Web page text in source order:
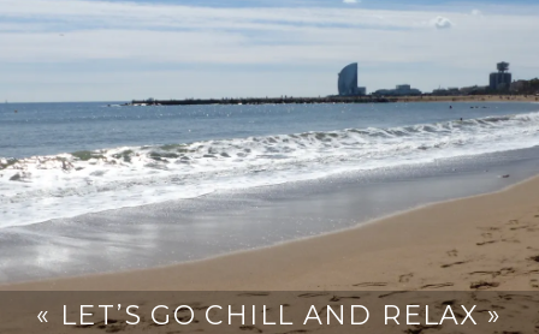
« LET’S GO CHILL AND RELAX »